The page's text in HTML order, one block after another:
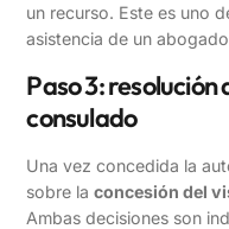
un recurso. Este es uno
asistencia de un
Paso 3: resolución
consulado
Una vez concedida la
sobre laconcesión del
Ambas decisiones son